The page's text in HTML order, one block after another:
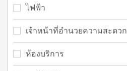
ไฟฟ้า
เจ้าหน้าที่อำนวยความสะดวก
ห้องบริการ